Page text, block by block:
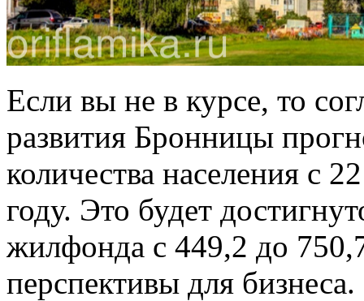
Если вы не в курсе, то
развития Бронницы
количества населения с
году. Это будет
жилфонда с 449,2 до
перспективы для бизнеса.